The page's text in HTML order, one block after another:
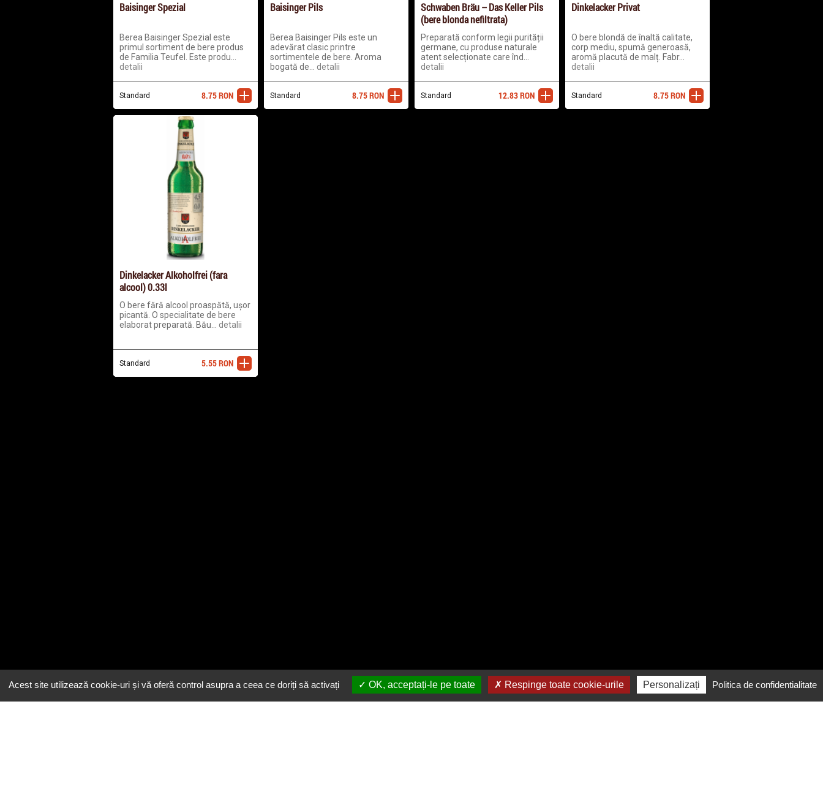
Baisinger Spezial
Berea Baisinger Spezial este
primul sortiment de bere produs
de Familia Teufel. Este produ...
detalii
Standard adaugă
8.75RON
Baisinger Pils
Berea Baisinger Pils este un
adevărat clasic printre
sortimentele de bere. Aroma
bogată de... detalii
Standard adaugă
8.75RON
Schwaben Bräu – Das Keller Pils
(bere blonda nefiltrata)
Preparată conform legii purității
germane, cu produse naturale
atent selecționate care înd...
detalii
Standard adaugă
12.83RON
Dinkelacker Privat
O bere blondă de înaltă calitate,
corp mediu, spumă generoasă,
aromă placută de malț. Fabr...
detalii
Standard adaugă
8.75RON
Dinkelacker Alkoholfrei (fara
alcool) 0.33l
O bere fără alcool proaspătă, ușor
picantă. O specialitate de bere
elaborat preparată. Bău... detalii
Standard adaugă
5.55RON
Acest site utilizează cookie-uri și vă oferă control asupra a ceea ce doriți să activați OK, acceptați-le pe toate Respinge toate cookie-urile Personalizați Politica de confidentialitate